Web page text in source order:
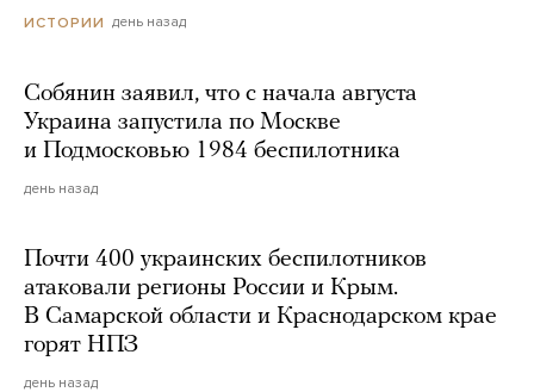
ИСТОРИИ день назад
Собянин заявил, что с начала августа
Украина запустила по Москве
и Подмосковью 1984 беспилотника
день назад
Почти 400 украинских беспилотников
атаковали регионы России и Крым.
В Самарской области и Краснодарском крае
горят НПЗ
день назад